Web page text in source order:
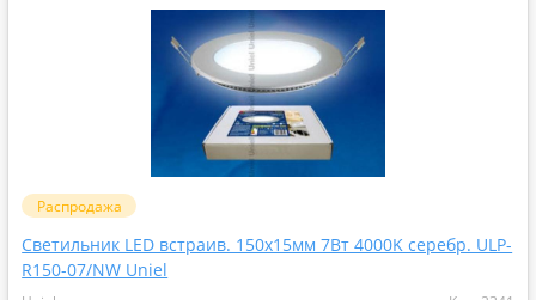
Распродажа
Светильник LED встраив. 150х15мм 7Вт 4000K серебр. ULP-
R150-07/NW Uniel